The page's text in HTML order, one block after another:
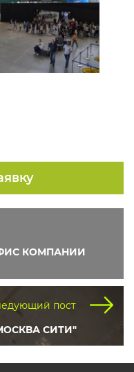
КОМПАНИИ
пост
СИТИ"